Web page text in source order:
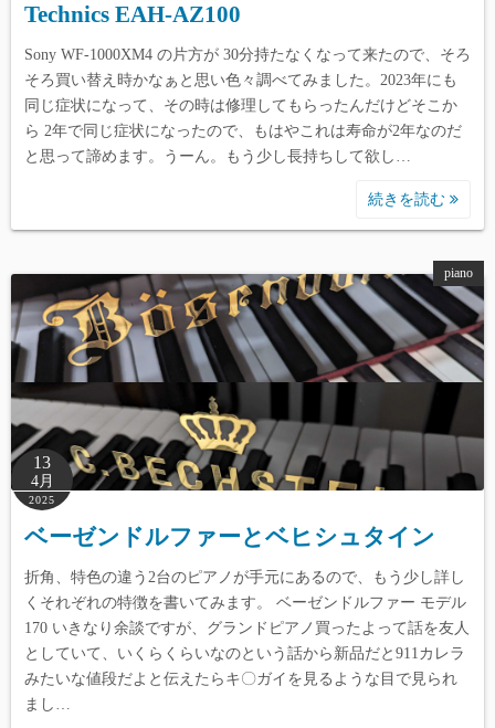
Technics EAH-AZ100
Sony WF-1000XM4 の片方が 30分持たなくなって来たので、そろ
そろ買い替え時かなぁと思い色々調べてみました。2023年にも
同じ症状になって、その時は修理してもらったんだけどそこか
ら 2年で同じ症状になったので、もはやこれは寿命が2年なのだ
と思って諦めます。うーん。もう少し長持ちして欲し…
続きを読む
piano
13
4月
2025
ベーゼンドルファーとベヒシュタイン
折角、特色の違う2台のピアノが手元にあるので、もう少し詳し
くそれぞれの特徴を書いてみます。 ベーゼンドルファー モデル
170 いきなり余談ですが、グランドピアノ買ったよって話を友人
としていて、いくらくらいなのという話から新品だと911カレラ
みたいな値段だよと伝えたらキ〇ガイを見るような目で見られ
まし…